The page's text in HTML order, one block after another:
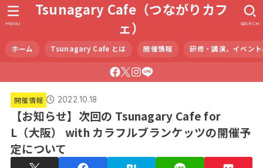
Tsunagary Cafe（つながりカフ
ェ）
ホーム Tsunagary Cafe とは 開催情報 研修・講演、イベン
SEARCH
MENU
開催情報 2022.10.18
【お知らせ】次回の Tsunagary Cafe for
L（大阪） with カラフルブランケッツの開催予
定について